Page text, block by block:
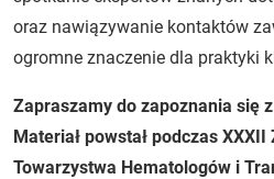
oraz nawiązywanie kontaktów
ogromne znaczenie dla praktyki
Zapraszamy do zapoznania się
Materiał powstał podczas
Towarzystwa Hematologów i